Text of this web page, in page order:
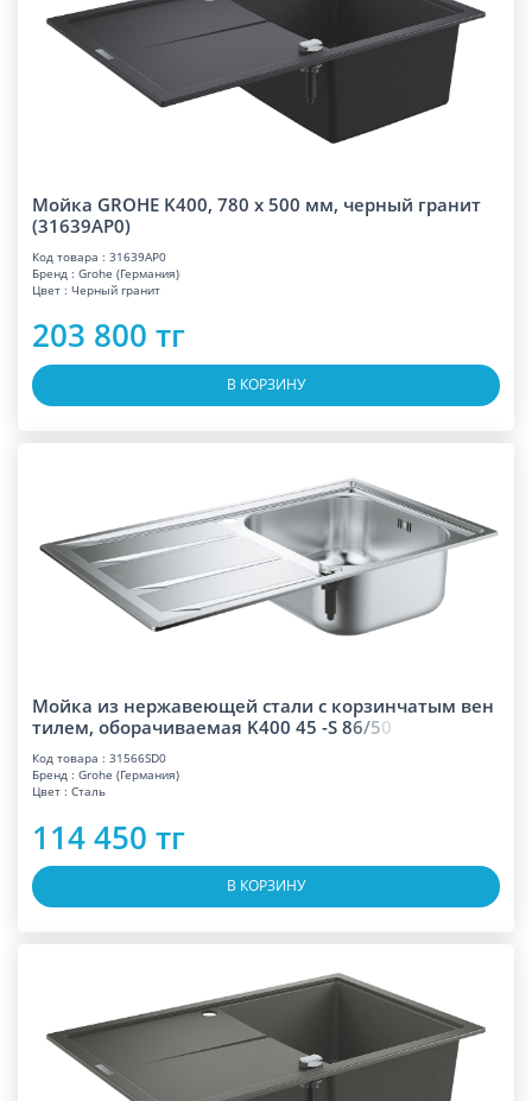
Мойка GROHE K400, 780 x 500 мм, черный гранит
(31639AP0)
Код товара : 31639AP0
Бренд : Grohe (Германия)
Цвет : Черный гранит
203 800 тг
В КОРЗИНУ
Мойка из нержавеющей стали с корзинчатым вен
тилем, оборачиваемая K400 45 -S 86/50
Код товара : 31566SD0
Бренд : Grohe (Германия)
Цвет : Сталь
114 450 тг
В КОРЗИНУ